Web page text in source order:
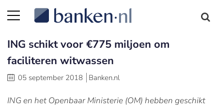
ING schikt voor €775 miljoen om
faciliteren witwassen
05 september 2018 Banken.nl
ING en het Openbaar Ministerie (OM) hebben geschikt